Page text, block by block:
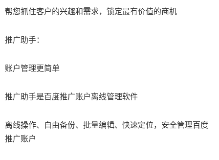
帮您抓住客户的兴趣和需求，锁定最有价值的商机
推广助手：
账户管理更简单
推广助手是百度推广账户离线管理软件
离线操作、自由备份、批量编辑、快速定位，安全管理百度
推广账户